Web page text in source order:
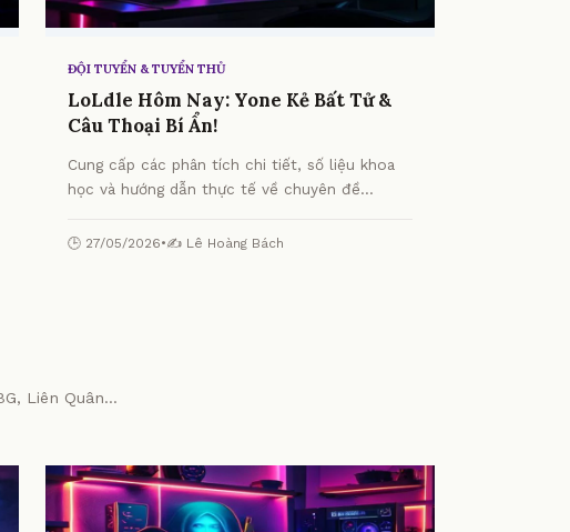
ĐỘI TUYỂN & TUYỂN THỦ
LoLdle Hôm Nay: Yone Kẻ Bất Tử &
Câu Thoại Bí Ẩn!
Cung cấp các phân tích chi tiết, số liệu khoa
học và hướng dẫn thực tế về chuyên đề
Bí Ẩn! từ chuyên gia.
🕒 27/05/2026•✍️ Lê Hoàng Bách
Liên Quân...